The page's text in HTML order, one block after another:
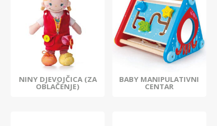
NINY DJEVOJČICA (ZA
OBLAČENJE)
BABY MANIPULATIVNI
CENTAR